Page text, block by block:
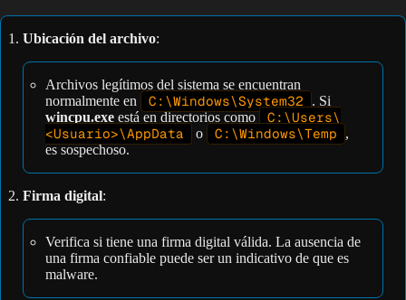
Ubicación del archivo:
Archivos legítimos del sistema se encuentran
normalmente en
C:\Windows\System32
. Si
wincpu.exe está en directorios como C:\Users\
<Usuario>\AppData
o C:\Windows\Temp
,
es sospechoso.
Firma digital:
Verifica si tiene una firma digital válida. La ausencia de
una firma confiable puede ser un indicativo de que es
malware.